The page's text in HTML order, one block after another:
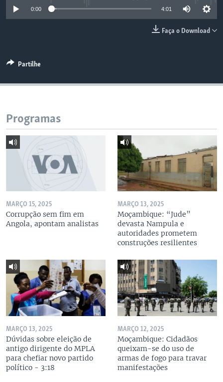
0:00 4:01
Faça o Download
Partilhe
Programas
MARÇO 15, 2025
Corrupção sem fim em
Angola, apontam analistas
MARÇO 13, 2025
Moçambique: “Jude”
devasta Nampula e
autoridades prometem
construções resilientes
MARÇO 13, 2025
Dúvidas sobre eleição de
antigo dirigente do MPLA
para chefiar novo partido
político - 3:18
MARÇO 12, 2025
Moçambique: Cidadãos
queixam-se do uso de
armas de fogo para travar
manifestações